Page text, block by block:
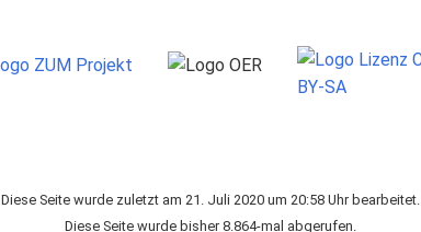
Diese Seite wurde zuletzt am 21. Juli 2020 um 20:58 Uhr bearbeitet.
Diese Seite wurde bisher 8.864-mal abgerufen.